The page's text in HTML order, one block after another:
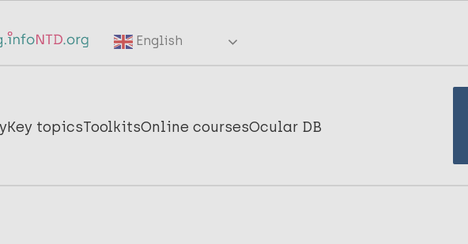
English
Key topicsToolkitsOnline coursesOcular DB